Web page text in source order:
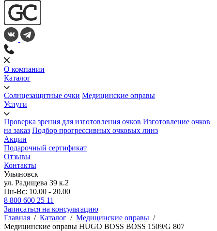
О компании
Каталог
Солнцезащитные очки Медицинские оправы
Услуги
Проверка зрения для изготовления очков Изготовление очков
на заказ Подбор прогрессивных очковых линз
Акции
Подарочный сертификат
Отзывы
Контакты
Ульяновск
ул. Радищева 39 к.2
Пн-Вс: 10.00 - 20.00
8 800 600 25 11
Записаться на консультацию
Главная / Каталог / Медицинские оправы /
Медицинские оправы HUGO BOSS BOSS 1509/G 807